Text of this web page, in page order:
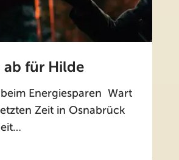
ab für Hilde
Energiesparen Wart
Zeit in Osnabrück